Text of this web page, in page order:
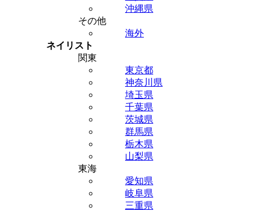
沖縄県
その他
海外
ネイリスト
関東
東京都
神奈川県
埼玉県
千葉県
茨城県
群馬県
栃木県
山梨県
東海
愛知県
岐阜県
三重県